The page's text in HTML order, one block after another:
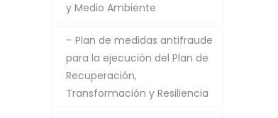
y Medio Ambiente
Plan de medidas antifraude
para la ejecución del Plan de
Recuperación,
Transformación y Resiliencia